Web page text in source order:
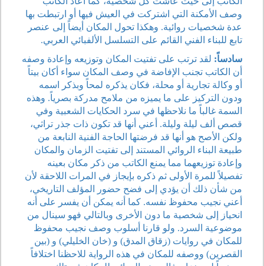
وصف الأمكنة التي اشتركت في العيش فيها أو ارتبطت بها
عدة شخصيات روائية. وهكذا تحول المكان أيضاً إلى عنصر
تابع للبناء الفني القائم على التسلسل الألفبائي العربي.
سادساً: لقد ترتب على تفتيت المكان وتوزيعه وإعادة وصفه
أن الكاتب تجنب الإفاضة في وصف المكان سواء أكان بيتاً
أو وكالة تجارية أو محلة، فكان يذكره لمحاً وبذكر اسمه
ودون التركيز على ما يميزه من ملامح مدركة بصرياً. وهذه
السمة غالباً ما نلاحظها في سرد الحكايات الشعبية وفي
قصص ألف ليلة وليلة. أعني أنها قد تكون ذات جذر تراثي،
ولكن الأصح هو أنها قد فرضتها الحاجة الفنية النابعة من
طبيعة البناء الروائي المستند إلى تفتيت الزمان والمكان
وإعادة توزيعهما مما يمنع الكاتب من ذكر مكان بعينه
تفصيلاً للمرة الأولى ثم ذكره بإيجاز في المرات اللاحقة لأن
من شأن ذلك أن يؤدي إلى فضح حضور المؤلف التاريخي،
أعني نجيب محفوظ نفسه. كما أنه يمكن أن يفسر على أنه
انحياز إلى شخصية ما دون الأخرى وبالتالي فهو سينال من
موضوعية السرد. ولو قارنا أسلوب وصف نجيب محفوظ
للمكان في روايات (زقاق المدق) و (خان الخليلي) و (بين
القصرين) ووصفه للمكان في هذه الرواية للاحظنا اختلافاً